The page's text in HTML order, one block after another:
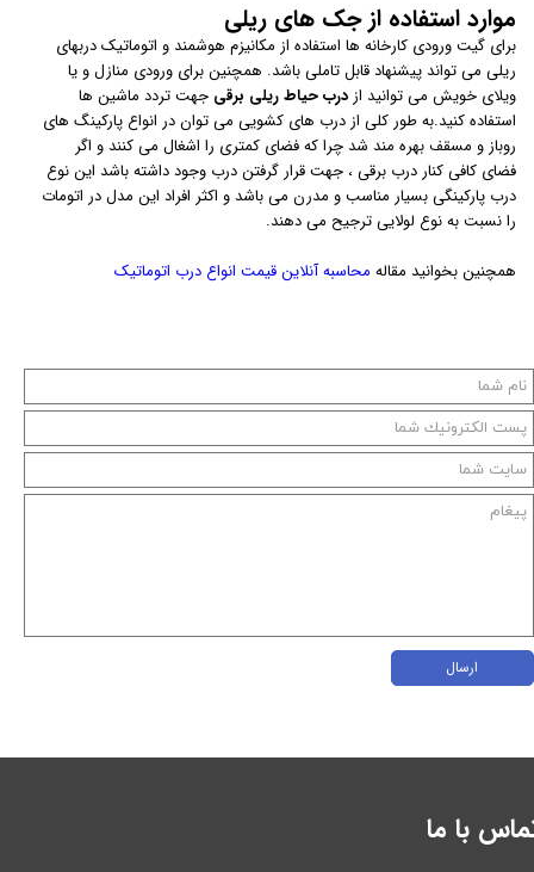
موارد استفاده از جک های ریلی
برای گیت ورودی کارخانه ها استفاده از مکانیزم هوشمند و اتوماتیک دربهای
ریلی می تواند پیشنهاد قابل تاملی باشد. همچنین برای ورودی منازل و یا
ویلای خویش می توانید ازدرب حیاط ریلی برقی جهت تردد ماشین ها
استفاده کنید.به طور کلی از درب های کشویی می توان در انواع پارکینگ های
روباز و مسقف بهره مند شد چرا که فضای کمتری را اشغال می کنند و اگر
فضای کافی کنار درب برقی ، جهت قرار گرفتن درب وجود داشته باشد این نوع
درب پارکینگی بسیار مناسب و مدرن می باشد و اکثر افراد این مدل در اتومات
را نسبت به نوع لولایی ترجیح می دهند.
همچنین بخوانید مقاله محاسبه آنلاین قیمت انواع درب اتوماتیک
ارسال
با ما